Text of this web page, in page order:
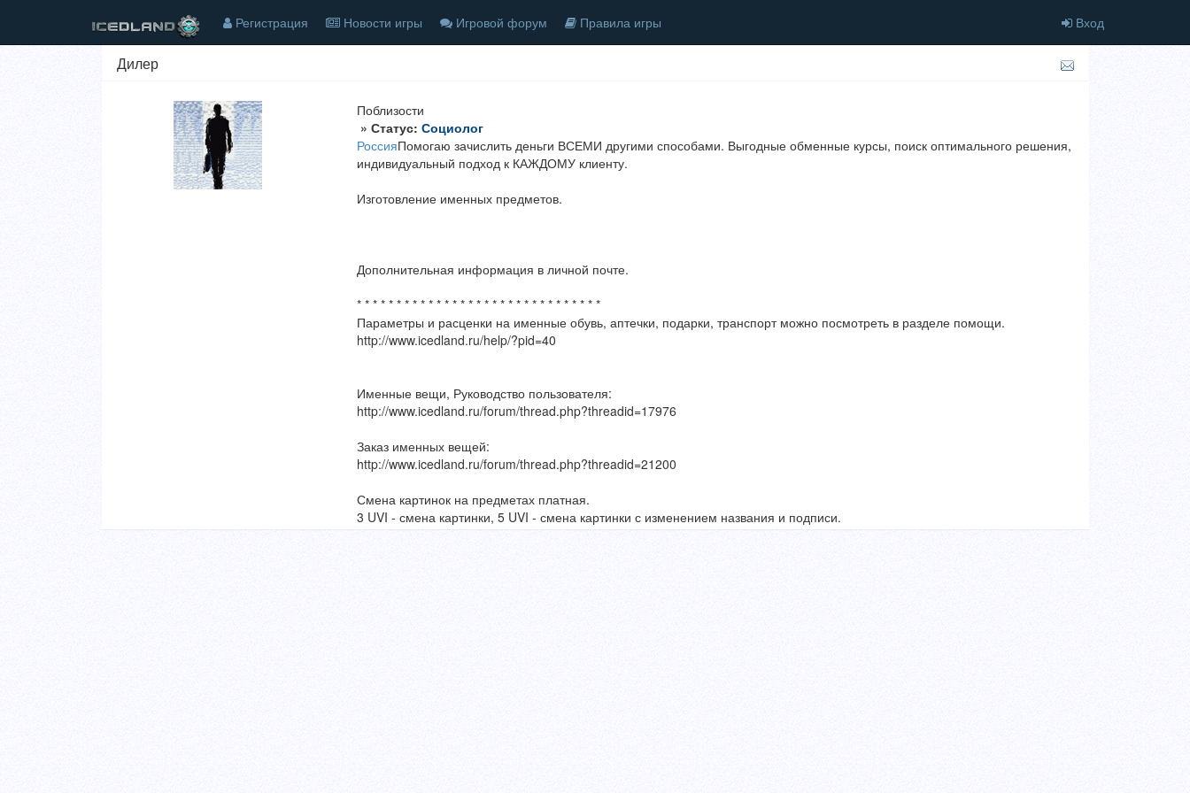
Регистрация Новости игры Игровой форум Правила игры Вход
Дилер
Поблизости
» Статус: Социолог
РоссияПомогаю зачислить деньги ВСЕМИ другими способами. Выгодные обменные курсы, поиск оптимального решения,
индивидуальный подход к КАЖДОМУ клиенту.
Изготовление именных предметов.
Дополнительная информация в личной почте.
* * * * * * * * * * * * * * * * * * * * * * * * * * * * * * *
Параметры и расценки на именные обувь, аптечки, подарки, транспорт можно посмотреть в разделе помощи.
http://www.icedland.ru/help/?pid=40
Именные вещи, Руководство пользователя:
http://www.icedland.ru/forum/thread.php?threadid=17976
Заказ именных вещей:
http://www.icedland.ru/forum/thread.php?threadid=21200
Смена картинок на предметах платная.
3 UVI - смена картинки, 5 UVI - смена картинки с изменением названия и подписи.